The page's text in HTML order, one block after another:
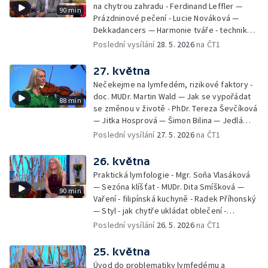
90 min
na chytrou zahradu - Ferdinand Leffler —
Prázdninové pečení - Lucie Nováková —
Dekkadancers — Harmonie tváře - techniky
přírodního omlazení - Martina Kavecká —
Petr Bednařík — Počasí s Michalem Žákem
Poslední vysílání 28. 5. 2026na ČT1
88 min
27. května
Nečekejme na lymfedém, rizikové faktory -
doc. MUDr. Martin Wald — Jak se vypořádat
se změnou v životě - PhDr. Tereza Ševčíková
— Jitka Hosprová — Šimon Bilina — Jedlá
zahrada - Petra Matějková — Kulturní tipy
Poslední vysílání 27. 5. 2026na ČT1
90 min
26. května
Praktická lymfologie - Mgr. Soňa Vlasáková
— Sezóna klíšťat - MUDr. Dita Smíšková —
Vaření - filipínská kuchyně - Radek Příhonský
— Styl - jak chytře ukládat oblečení -
Veronika Slaninová — Běháme s dětmi - jak
Schneiderová — Colours of Ostrava - Filip
Košťálek a Jan Vojtko — Tajemství křišťálové
Poslední vysílání 26. 5. 2026na ČT1
25. května
Úvod do problematiky lymfedému a